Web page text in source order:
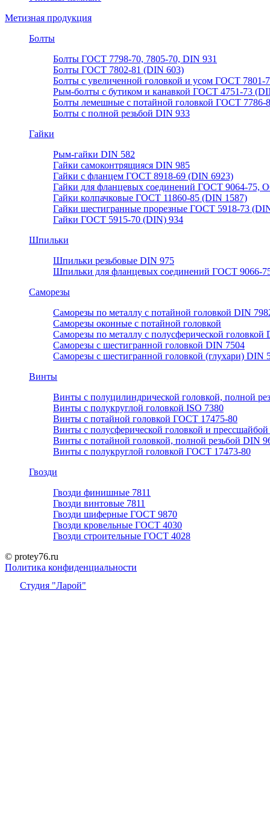
Метизная продукция
Болты
Болты ГОСТ 7798-70, 7805-70, DIN 931
Болты ГОСТ 7802-81 (DIN 603)
Болты с увеличенной головкой и усом ГОСТ 7801-
Рым-болты с бутиком и канавкой ГОСТ 4751-73
Болты лемешные с потайной головкой ГОСТ 7786-
Болты с полной резьбой DIN 933
Гайки
Рым-гайки DIN 582
Гайки самоконтрящияся DIN 985
Гайки с фланцем ГОСТ 8918-69 (DIN 6923)
Гайки для фланцевых соединений ГОСТ 9064-75,
Гайки колпачковые ГОСТ 11860-85 (DIN 1587)
Гайки шестигранные прорезные ГОСТ 5918-73
Гайки ГОСТ 5915-70 (DIN) 934
Шпильки
Шпильки резьбовые DIN 975
Шпильки для фланцевых соединений ГОСТ 9066-
Саморезы
Саморезы по металлу с потайной головкой DIN
Саморезы оконные с потайной головкой
Саморезы по металлу с полусферической головкой
Саморезы с шестигранной головкой DIN 7504
Саморезы с шестигранной головкой (глухари) DIN
Винты
Винты с полуцилиндрической головкой, полной
Винты с полукруглой головкой ISO 7380
Винты с потайной головкой ГОСТ 17475-80
Винты с полусферической головкой и
Винты с потайной головкой, полной резьбой DIN
Винты с полукруглой головкой ГОСТ 17473-80
Гвозди
Гвозди финишные 7811
Гвозди винтовые 7811
Гвозди шиферные ГОСТ 9870
Гвозди кровельные ГОСТ 4030
Гвозди строительные ГОСТ 4028
© protey76.ru
Политика конфиденциальности
Студия "Ларой"